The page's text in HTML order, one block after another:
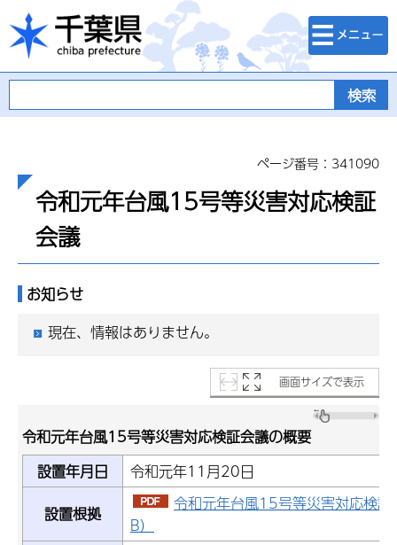
千葉県
検索・メニュ
ー
ページ番号：341090
令和元年台風15号等災害対応検証
会議
お知らせ
現在、情報はありません。
画面サイズで表示
令和元年台風15号等災害対応検証会議の概要
設置年月日
令和元年11月20日
設置根拠
令和元年台風15号等災害対応検
B）